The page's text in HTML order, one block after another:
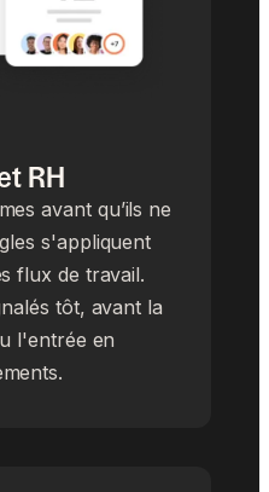
RH
avant qu’ils ne
s'appliquent
flux de travail.
tôt, avant la
l'entrée en